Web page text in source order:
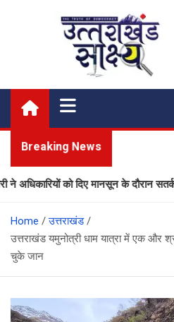
Uttarakhand
My News Portal
Breaking News
को दिए मानसून के दौरान सतर्क रहने
Home
उत्तराखंड
उत्तराखंड यमुनोत्री धाम यात्रा में एक और
चुके जान